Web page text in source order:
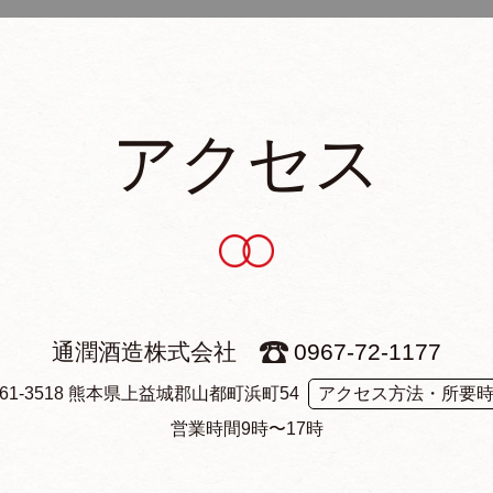
アクセス
通潤酒造株式会社 0967-72-1177
3518 熊本県上益城郡山都町浜町54
アクセス方法・所要
営業時間9時〜17時